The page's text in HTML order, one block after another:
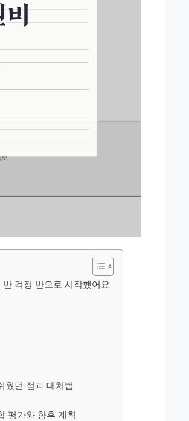
걱정 반으로 시작했어요
웠던 점과 대처법
평가와 향후 계획